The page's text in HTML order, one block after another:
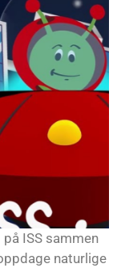
ISS sammen
naturlige